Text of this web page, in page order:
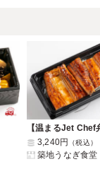
3,240円 （税込）
築地うなぎ食堂